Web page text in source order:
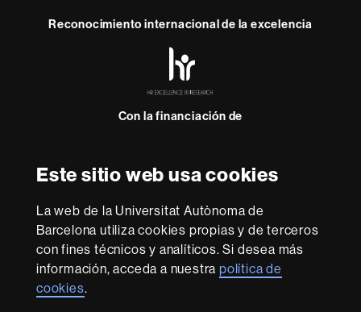
Este sitio web usa cookies
La web de la Universitat Autònoma de
Barcelona utiliza cookies propias y de terceros
con fines técnicos y analíticos. Si desea más
información, acceda a nuestrapolítica de
cookies.
Reconocimiento internacional de la excelencia
-
Con la financiación de
Sobre
esta
web Aviso legal Protección de datos Sobre el
web Accesibilidad web Mapa del web UAB
Somos una universidad líder que imparte una docencia
de calidad, diversificada, multidisciplinaria y flexible,